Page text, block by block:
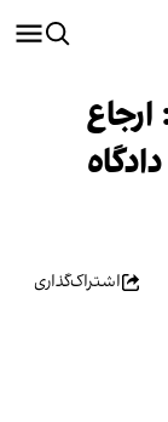
اشتراک‌گذاری